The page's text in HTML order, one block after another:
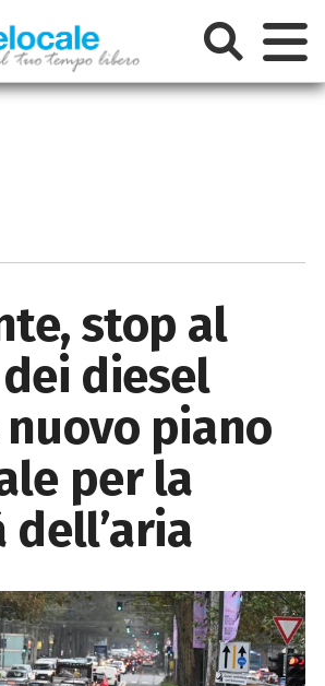
stop al
diesel
nuovo piano
per la